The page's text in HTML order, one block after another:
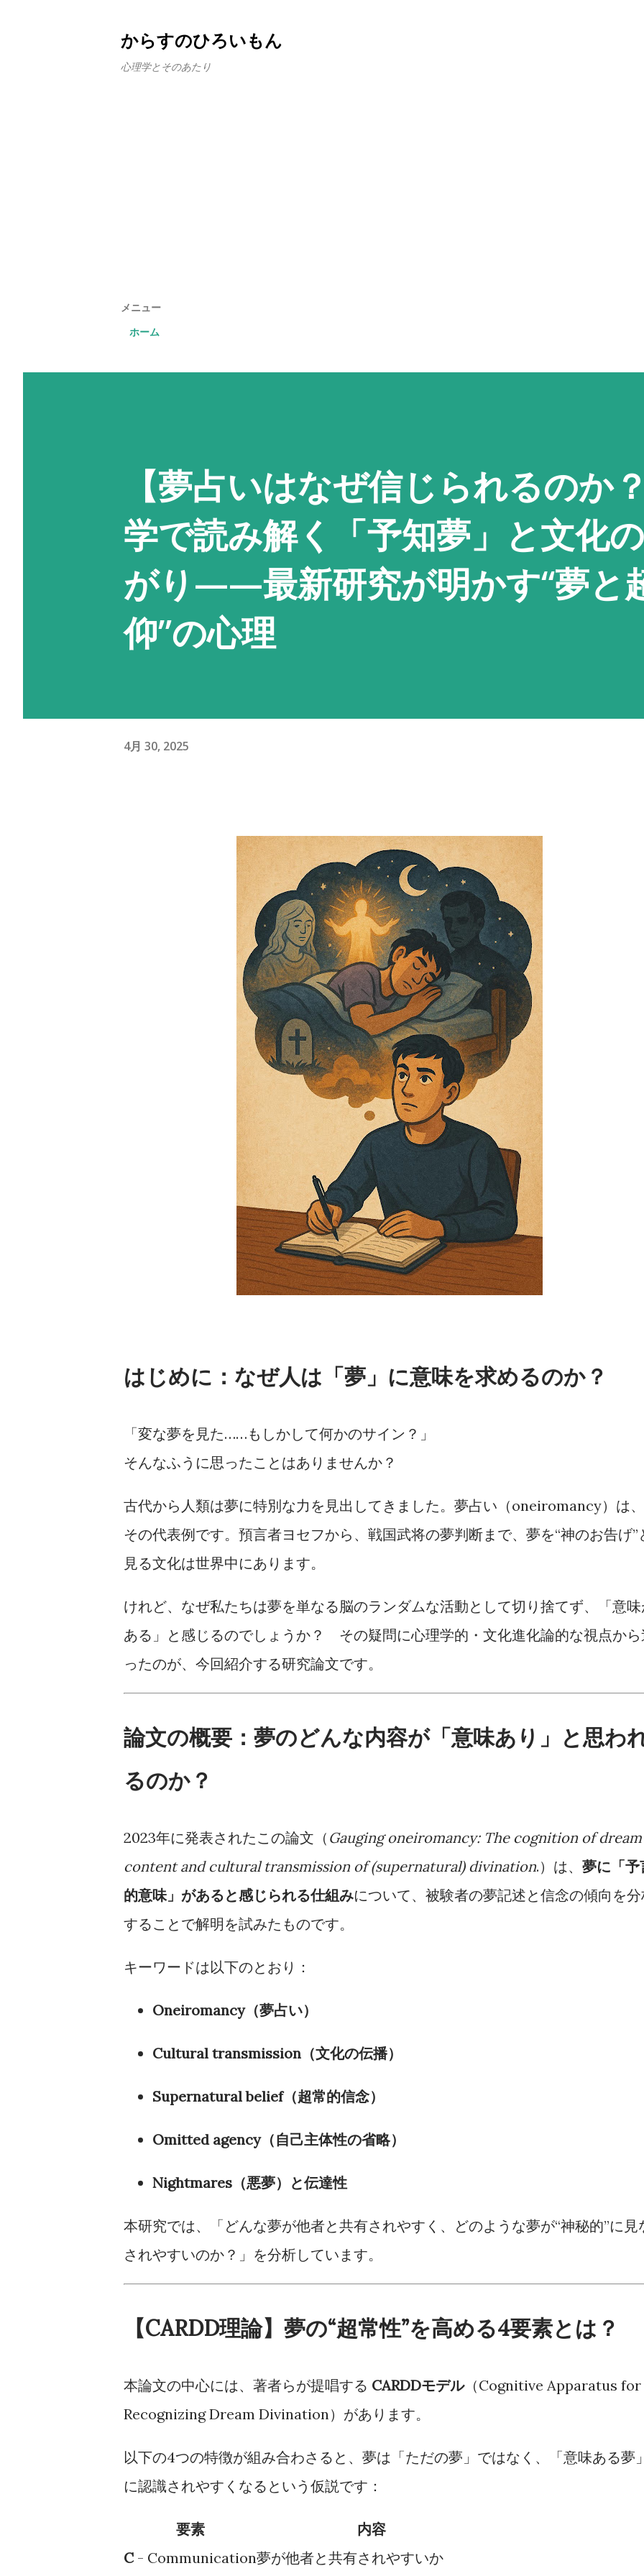
からすのひろいもん
心理学とそのあたり
メニュー
ホーム
【夢占いはなぜ信じられるのか
学で読み解く「予知夢」と文化
がり——最新研究が明かす“夢と
仰”の心理
4月 30, 2025
はじめに：なぜ人は「夢」に意味を求めるのか？
「変な夢を見た……もしかして何かのサイン？」
そんなふうに思ったことはありませんか？
古代から人類は夢に特別な力を見出してきました。夢占い（oneiromancy）は、
その代表例です。預言者ヨセフから、戦国武将の夢判断まで、夢を“神のお告げ”
見る文化は世界中にあります。
けれど、なぜ私たちは夢を単なる脳のランダムな活動として切り捨てず、「意
ある」と感じるのでしょうか？ その疑問に心理学的・文化進化論的な視点か
ったのが、今回紹介する研究論文です。
論文の概要：夢のどんな内容が「意味あり」と思わ
るのか？
2023年に発表されたこの論文（ Gauging oneiromancy: The cognition of dream
content and cultural transmission of (supernatural) divination.）は、 夢に「予
的意味」があると感じられる仕組みについて、被験者の夢記述と信念の傾向を
することで解明を試みたものです。
キーワードは以下のとおり：
Oneiromancy（夢占い）
Cultural transmission（文化の伝播）
Supernatural belief（超常的信念）
Omitted agency（自己主体性の省略）
Nightmares（悪夢）と伝達性
本研究では、「どんな夢が他者と共有されやすく、どのような夢が“神秘的”に見
されやすいのか？」を分析しています。
【CARDD理論】夢の“超常性”を高める4要素とは？
本論文の中心には、著者らが提唱する CARDDモデル（Cognitive Apparatus for
Recognizing Dream Divination）があります。
以下の4つの特徴が組み合わさると、夢は「ただの夢」ではなく、「意味ある夢
に認識されやすくなるという仮説です：
要素
内容
C- Communication夢が他者と共有されやすいか